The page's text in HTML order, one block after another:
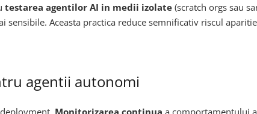
testarea agentilor AI in medii izolate (scratch orgs sau
Aceasta practica reduce semnificativ riscul
agentii autonomi